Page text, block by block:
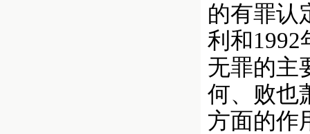
的有罪认
利和1992
无罪的主
何、败也
方面的作